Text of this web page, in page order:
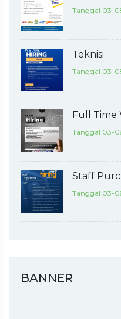
Tanggal 03-
Teknisi
Tanggal 03-
Full Time
Tanggal 03-
Staff
Tanggal 03-
BANNER